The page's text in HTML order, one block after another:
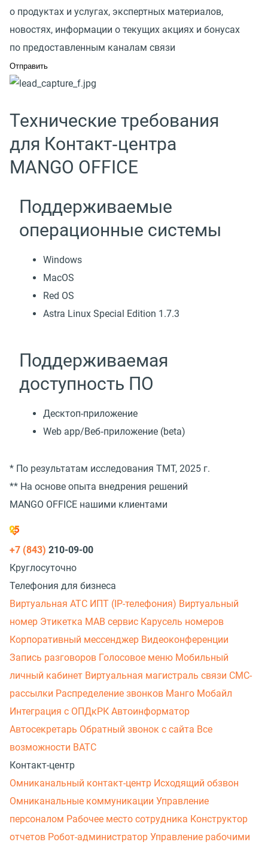
о продуктах и услугах, экспертных материалов,
новостях, информации о текущих акциях и бонусах
по предоставленным каналам связи
Технические требования
для Контакт‑центра
MANGO OFFICE
Поддерживаемые
операционные системы
Windows
MacOS
Red OS
Astra Linux Special Edition 1.7.3
Поддерживаемая
доступность ПО
Десктоп-приложение
Web app/Веб‑приложение (beta)
* По результатам исследования TMT, 2025 г.
** На основе опыта внедрения решений
MANGO OFFICE нашими клиентами
+7 (843) 210-09-00
Круглосуточно
Телефония для бизнеса
Виртуальная АТС ИПТ (IP-телефония) Виртуальный
номер Этикетка МАВ сервис Карусель номеров
Корпоративный мессенджер Видеоконференции
Запись разговоров Голосовое меню Мобильный
личный кабинет Виртуальная магистраль связи СМС-
рассылки Распределение звонков Манго Мобайл
Интеграция с ОПДкРК Автоинформатор
Автосекретарь Обратный звонок с сайта Все
возможности ВАТС
Контакт-центр
Омниканальный контакт-центр Исходящий обзвон
Омниканальные коммуникации Управление
персоналом Рабочее место сотрудника Конструктор
отчетов Робот-администратор Управление рабочими